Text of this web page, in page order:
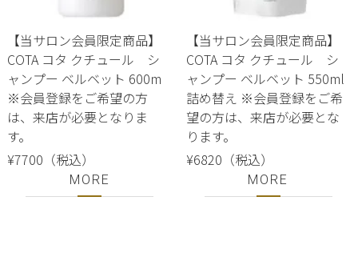
【当サロン会員限定商品】
COTA コタ クチュール シ
ャンプー ベルベット 600m
※会員登録をご希望の方
は、来店が必要となりま
す。
¥7700（税込）
MORE
【当サロン会員限定商品】
COTA コタ クチュール シ
ャンプー ベルベット 550ml
詰め替え ※会員登録をご希
望の方は、来店が必要とな
ります。
¥6820（税込）
MORE